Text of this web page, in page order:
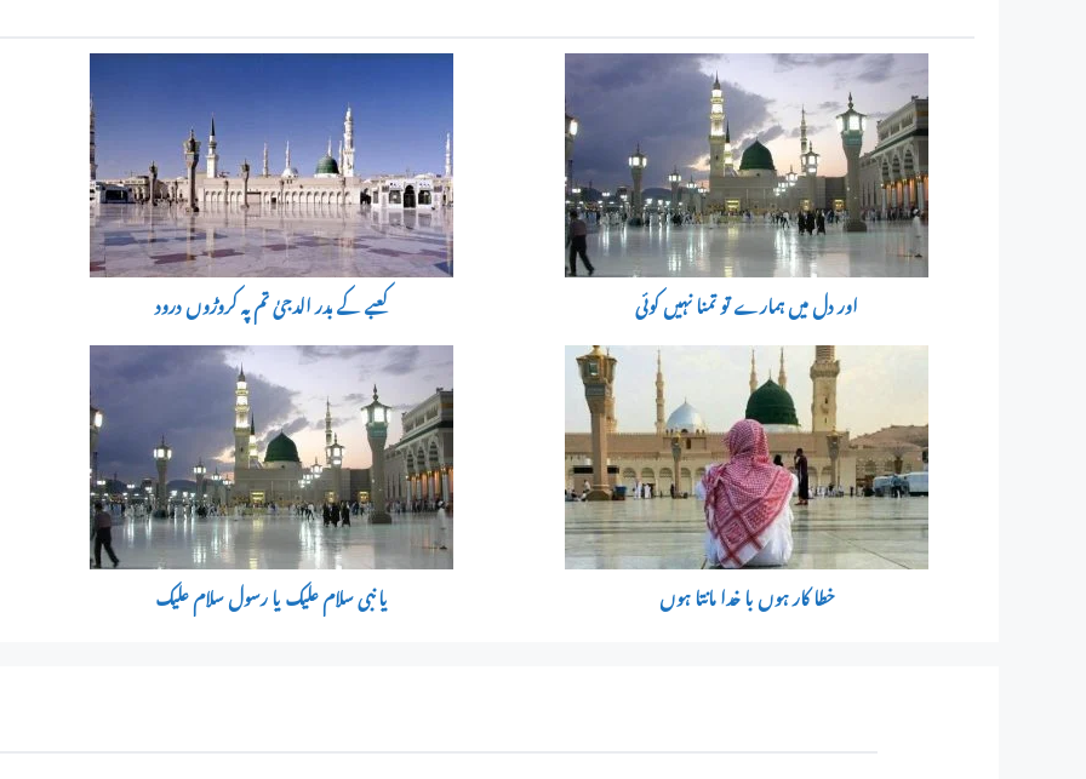
کعبے کے بدر الدجیٰ تم پہ کروڑوں درود اور دل میں ہمارے تو تمنا نہیں کوئی
یا نبی سلام علیک یا رسول سلام علیک خطا کار ہوں با خدا مانتا ہوں